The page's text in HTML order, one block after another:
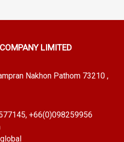
COMPANY LIMITED
Nakhon Pathom 73210 ,
, +66(0)098259956